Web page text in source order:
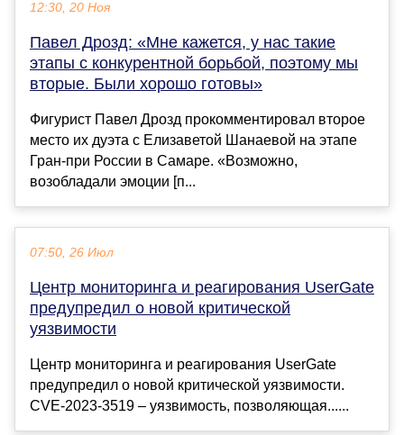
12:30, 20 Ноя
Павел Дрозд: «Мне кажется, у нас такие
этапы с конкурентной борьбой, поэтому мы
вторые. Были хорошо готовы»
Фигурист Павел Дрозд прокомментировал второе
место их дуэта с Елизаветой Шанаевой на этапе
Гран-при России в Самаре. «Возможно,
возобладали эмоции [п...
07:50, 26 Июл
Центр мониторинга и реагирования UserGate
предупредил о новой критической
уязвимости
Центр мониторинга и реагирования UserGate
предупредил о новой критической уязвимости.
CVE-2023-3519 – уязвимость, позволяющая......